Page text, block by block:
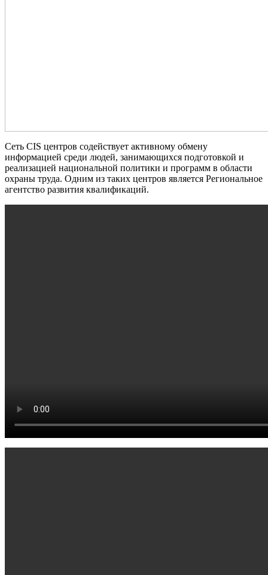
Сеть CIS центров содействует активному обмену
информацией среди людей, занимающихся подготовкой и
реализацией национальной политики и программ в области
охраны труда. Одним из таких центров является Региональное
агентство развития квалификаций.